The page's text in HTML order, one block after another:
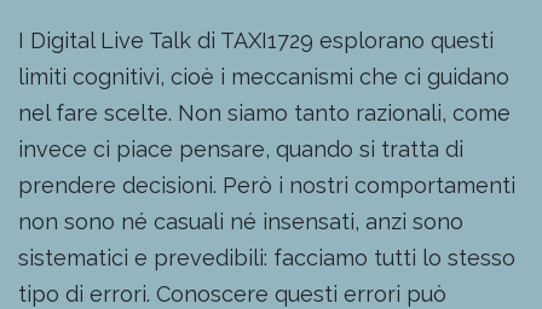
I Digital Live Talk di TAXI1729 esplorano questi
limiti cognitivi, cioè i meccanismi che ci guidano
nel fare scelte. Non siamo tanto razionali, come
invece ci piace pensare, quando si tratta di
prendere decisioni. Però i nostri comportamenti
non sono né casuali né insensati, anzi sono
sistematici e prevedibili: facciamo tutti lo stesso
tipo di errori. Conoscere questi errori può